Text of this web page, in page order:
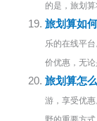
的是，旅划算
旅划算如
乐的在线平
价优惠，无论
旅划算怎
游，享受优